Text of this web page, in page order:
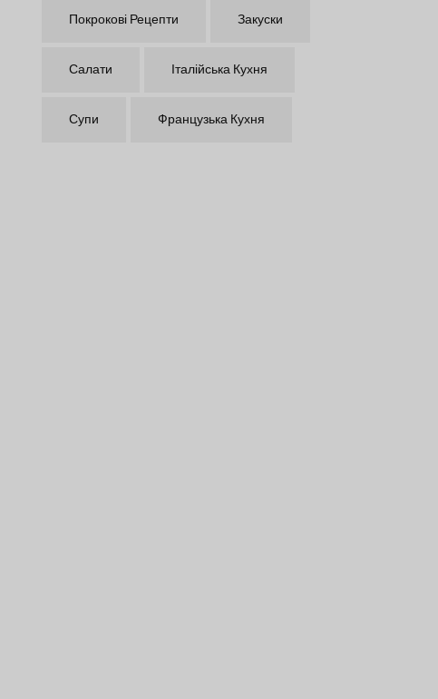
Покрокові Рецепти Закуски
Салати Італійська Кухня
Супи Французька Кухня